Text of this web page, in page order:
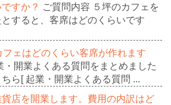
すか？ ご質問内容 ５坪のカフェを
とすると、客席はどのくらいです
フェはどのくらい客席が作れます
・開業よくある質問をまとめました
ら[ 起業・開業よくある質問 ...
店を開業します。費用の内訳はど